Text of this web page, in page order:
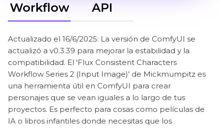
Workflow API
Actualizado el 16/6/2025: La versión de ComfyUI se
actualizó a v0.3.39 para mejorar la estabilidad y la
compatibilidad. El 'Flux Consistent Characters
Workflow Series 2 (Input Image)' de Mickmumpitz es
una herramienta útil en ComfyUI para crear
personajes que se vean iguales a lo largo de tus
proyectos. Es perfecto para cosas como películas de
IA o libros infantiles donde necesitas que los